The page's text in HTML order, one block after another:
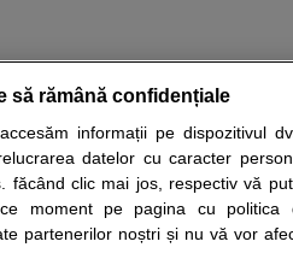
Interpretare analize
sfaturile si orice alte informatii despre
investigatiilor si analizelor medicale.
programare in sistemul de programari la
să rămână confidențiale
informații pe dispozitivul
datelor cu caracter
făcând clic mai jos, respectiv vă
moment pe pagina cu politica
partenerilor noștri și nu vă vor